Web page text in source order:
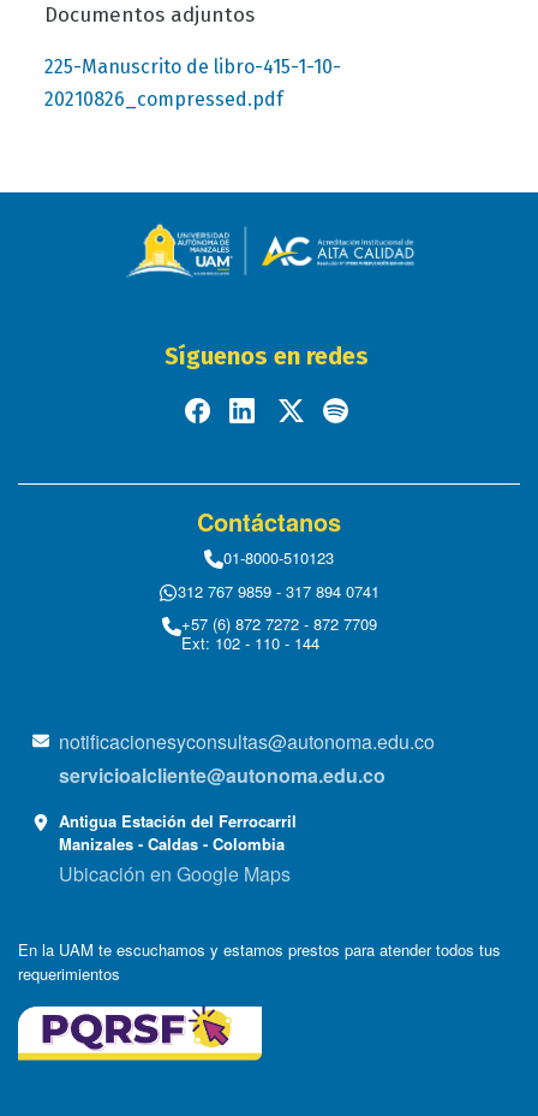
Documentos adjuntos
225-Manuscrito de libro-415-1-10-
20210826_compressed.pdf
Síguenos en redes
Contáctanos
01-8000-510123
312 767 9859 - 317 894 0741
+57 (6) 872 7272 - 872 7709
Ext: 102 - 110 - 144
notificacionesyconsultas@autonoma.edu.co
servicioalcliente@autonoma.edu.co
Antigua Estación del Ferrocarril
Manizales - Caldas - Colombia
Ubicación en Google Maps
En la UAM te escuchamos y estamos prestos para atender todos tus
requerimientos